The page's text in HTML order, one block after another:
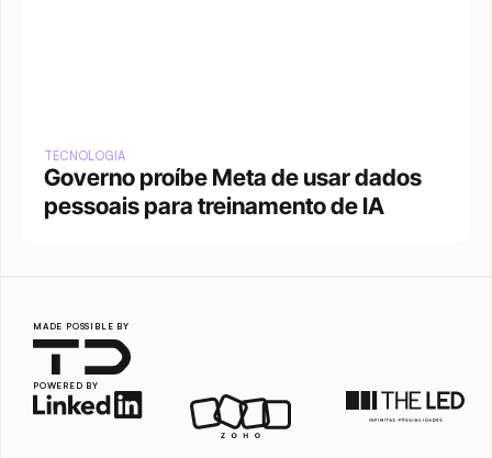
TECNOLOGIA
Governo proíbe Meta de usar dados
pessoais para treinamento de IA
MADE POSSIBLE BY
POWERED BY